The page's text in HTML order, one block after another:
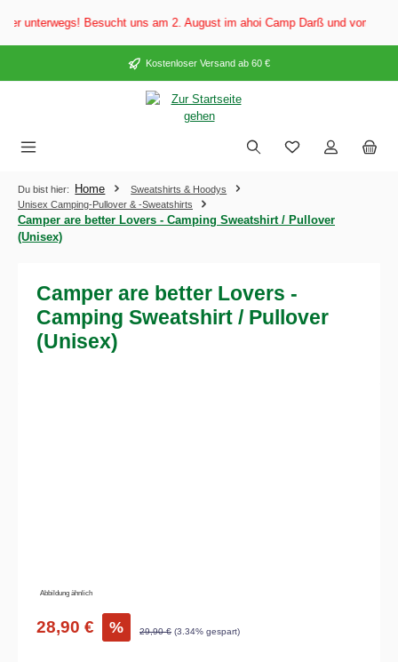
springenBesucht uns am 2. August im ahoi Camp Darß und vom 3. bis
Kostenloser Versand ab 60 €
Du bist hier: Home
Sweatshirts & Hoodys
Unisex Camping-Pullover & -Sweatshirts
Camper are better Lovers - Camping Sweatshirt / Pullover
(Unisex)
Camper are better Lovers -
Camping Sweatshirt / Pullover
(Unisex)
Abbildung ähnlich
28,90 € % 29,90 € (3.34% gespart)